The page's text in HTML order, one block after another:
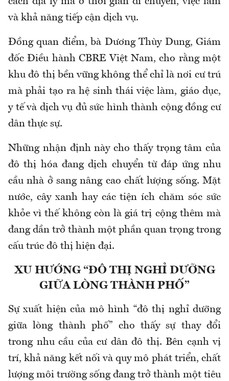
và khả năng tiếp cận dịch vụ.
Đồng quan điểm, bà Dương Thùy Dung, Giám
đốc Điều hành CBRE Việt Nam, cho rằng một
khu đô thị bền vững không thể chỉ là nơi cư trú
mà phải tạo ra hệ sinh thái việc làm, giáo dục,
y tế và dịch vụ đủ sức hình thành cộng đồng cư
dân thực sự.
Những nhận định này cho thấy trọng tâm của
đô thị hóa đang dịch chuyển từ đáp ứng nhu
cầu nhà ở sang nâng cao chất lượng sống. Mặt
nước, cây xanh hay các tiện ích chăm sóc sức
khỏe vì thế không còn là giá trị cộng thêm mà
đang dần trở thành một phần quan trọng trong
cấu trúc đô thị hiện đại.
XU HƯỚNG “ĐÔ THỊ NGHỈ DƯỠNG
GIỮA LÒNG THÀNH PHỐ”
Sự xuất hiện của mô hình “đô thị nghỉ dưỡng
giữa lòng thành phố” cho thấy sự thay đổi
trong nhu cầu của cư dân đô thị. Bên cạnh vị
trí, khả năng kết nối và quy mô phát triển, chất
lượng môi trường sống đang trở thành một tiêu